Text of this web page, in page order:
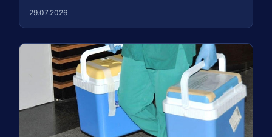
29.07.2026